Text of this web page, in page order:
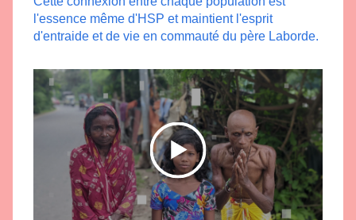
l'essence même d'HSP et maintient l'esprit
d'entraide et de vie en commauté du père Laborde.